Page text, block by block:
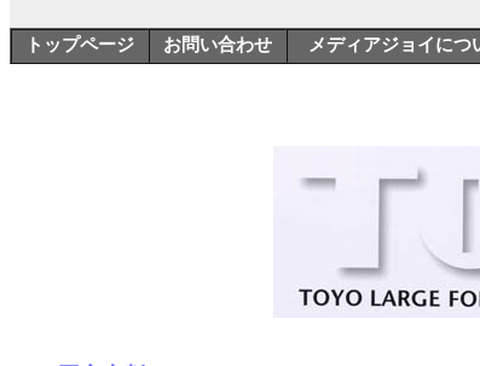
トップページ お問い合わせ メディアジョイにつ